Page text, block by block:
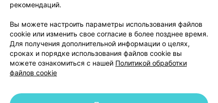
Способы оплаты
Вакансии
Партнеры
Написать руководителю 103.by
Написать в поддержку
Персональные настройки Cookie
рекомендаций.
Вы можете настроить параметры использования файлов
cookie или изменить свое согласие в более позднее время.
Для получения дополнительной информации о целях,
сроках и порядке использования файлов cookie вы
можете ознакомиться с нашей Политикой обработки
файлов cookie